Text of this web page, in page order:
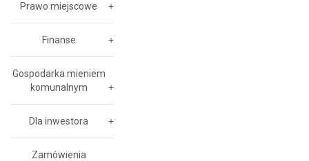
Prawo miejscowe
Finanse
Gospodarka mieniem
komunalnym
Dla inwestora
Zamówienia